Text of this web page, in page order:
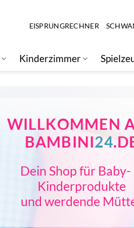
EISPRUNGRECHNER
Kinderzimmer
WILLKOMMEN
BAMBINI24
Dein Shop für Baby-
Kinderprodukte
und werdende